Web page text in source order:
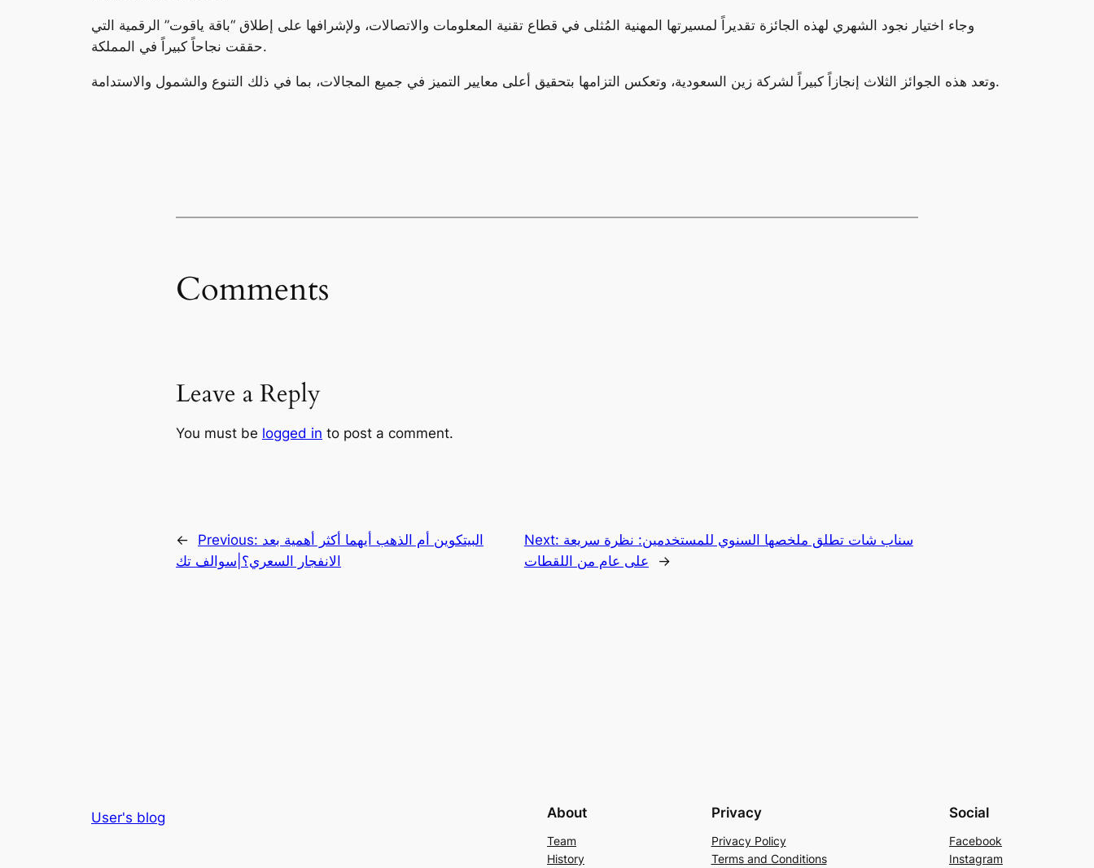
وجاء اختيار نجود الشهري لهذه الجائزة تقديراً لمسيرتها المهنية المُثلى في قطاع تقنية المعلومات والاتصالات، ولإشرافها على إطلاق “باقة ياقوت” الرقمية التي
حققت نجاحاً كبيراً في المملكة.
وتعد هذه الجوائز الثلاث إنجازاً كبيراً لشركة زين السعودية، وتعكس التزامها بتحقيق أعلى معايير التميز في جميع المجالات، بما في ذلك التنوع والشمول والاستدامة.
Comments
Leave a Reply
You must be logged in to post a comment.
← Previous: البيتكوين أم الذهب أيهما أكثر أهمية بعد
الانفجار السعري؟|سوالف تك
Next: سناب شات تطلق ملخصها السنوي للمستخدمين: نظرة سريعة
على عام من اللقطات
→
User's blog About
Team
History
Privacy
Privacy Policy
Terms and Conditions
Social
Facebook
Instagram